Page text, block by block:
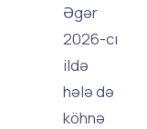
Əgər
2026-cı
ildə
hələ də
köhnə